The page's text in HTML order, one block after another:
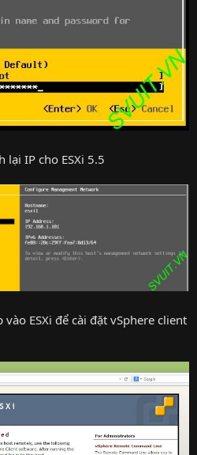
lại IP cho ESXi 5.5
ESXi để cài đặt vSphere client